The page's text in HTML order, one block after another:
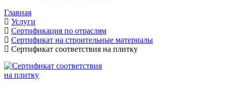
Главная
Услуги
Сертификация по отраслям
Сертификат на строительные материалы
Сертификат соответствия на плитку